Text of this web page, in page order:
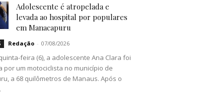
Adolescente é atropelada e
levada ao hospital por populares
em Manacapuru
Redação - 07/08/2026
feira (6), a adolescente Ana Clara foi
por um motociclista no município de
a 68 quilômetros de Manaus. Após o